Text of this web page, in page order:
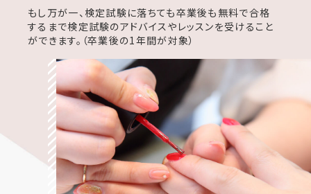
もし万が一、検定試験に落ちても卒業後も無料で合格
するまで検定試験のアドバイスやレッスンを受けること
ができます。（卒業後の1年間が対象）